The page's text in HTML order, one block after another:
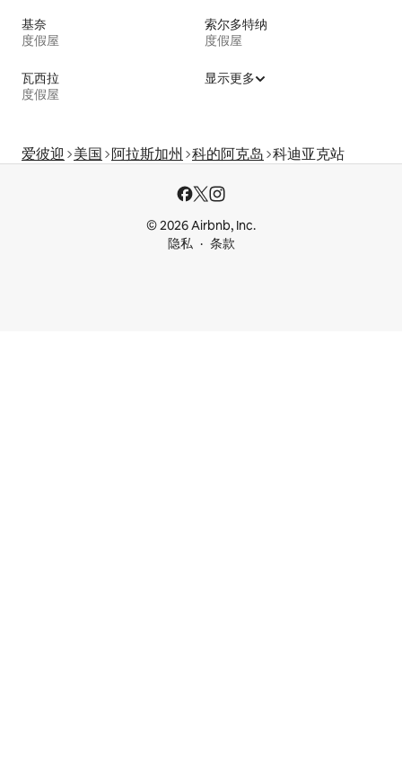
基奈
度假屋
索尔多特纳
度假屋
瓦西拉
度假屋
显示更多
爱彼迎 美国 阿拉斯加州 科的阿克岛 科迪亚克站
© 2026 Airbnb, Inc.
隐私
条款